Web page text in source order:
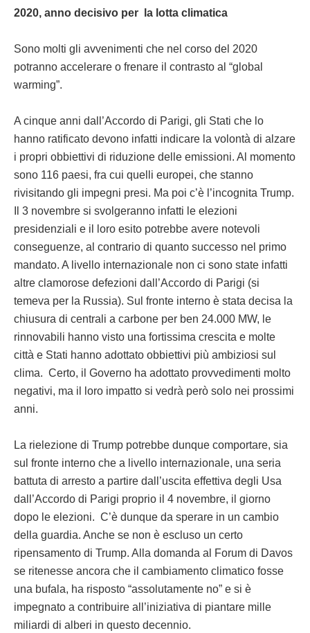
2020, anno decisivo per la lotta climatica
Sono molti gli avvenimenti che nel corso del 2020
potranno accelerare o frenare il contrasto al “global
warming”.
A cinque anni dall’Accordo di Parigi, gli Stati che lo
hanno ratificato devono infatti indicare la volontà di alzare
i propri obbiettivi di riduzione delle emissioni. Al momento
sono 116 paesi, fra cui quelli europei, che stanno
rivisitando gli impegni presi. Ma poi c’è l’incognita Trump.
Il 3 novembre si svolgeranno infatti le elezioni
presidenziali e il loro esito potrebbe avere notevoli
conseguenze, al contrario di quanto successo nel primo
mandato. A livello internazionale non ci sono state infatti
altre clamorose defezioni dall’Accordo di Parigi (si
temeva per la Russia). Sul fronte interno è stata decisa la
chiusura di centrali a carbone per ben 24.000 MW, le
rinnovabili hanno visto una fortissima crescita e molte
città e Stati hanno adottato obbiettivi più ambiziosi sul
clima. Certo, il Governo ha adottato provvedimenti molto
negativi, ma il loro impatto si vedrà però solo nei prossimi
anni.
La rielezione di Trump potrebbe dunque comportare, sia
sul fronte interno che a livello internazionale, una seria
battuta di arresto a partire dall’uscita effettiva degli Usa
dall’Accordo di Parigi proprio il 4 novembre, il giorno
dopo le elezioni. C’è dunque da sperare in un cambio
della guardia. Anche se non è escluso un certo
ripensamento di Trump. Alla domanda al Forum di Davos
se ritenesse ancora che il cambiamento climatico fosse
una bufala, ha risposto “assolutamente no” e si è
impegnato a contribuire all’iniziativa di piantare mille
miliardi di alberi in questo decennio.